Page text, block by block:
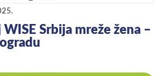
Srbija mreže žena –